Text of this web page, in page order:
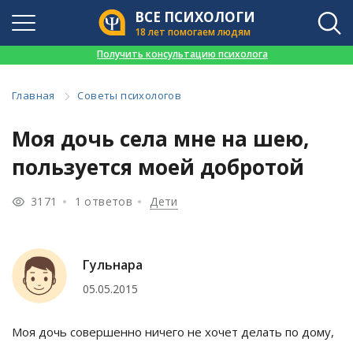
ВСЕ ПСИХОЛОГИ
18 лет помогаем людям
Получить консультацию психолога
Главная Советы психологов
Моя дочь села мне на шею,
пользуется моей добротой
3171 1 ответов Дети
Гульнара
05.05.2015
Моя дочь совершенно ничего не хочет делать по дому,